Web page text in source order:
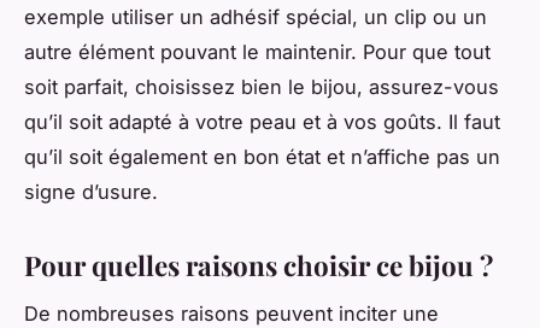
exemple utiliser un adhésif spécial, un clip ou un
autre élément pouvant le maintenir. Pour que tout
soit parfait, choisissez bien le bijou, assurez-vous
qu’il soit adapté à votre peau et à vos goûts. Il faut
qu’il soit également en bon état et n’affiche pas un
signe d’usure.
Pour quelles raisons choisir ce bijou ?
De nombreuses raisons peuvent inciter une